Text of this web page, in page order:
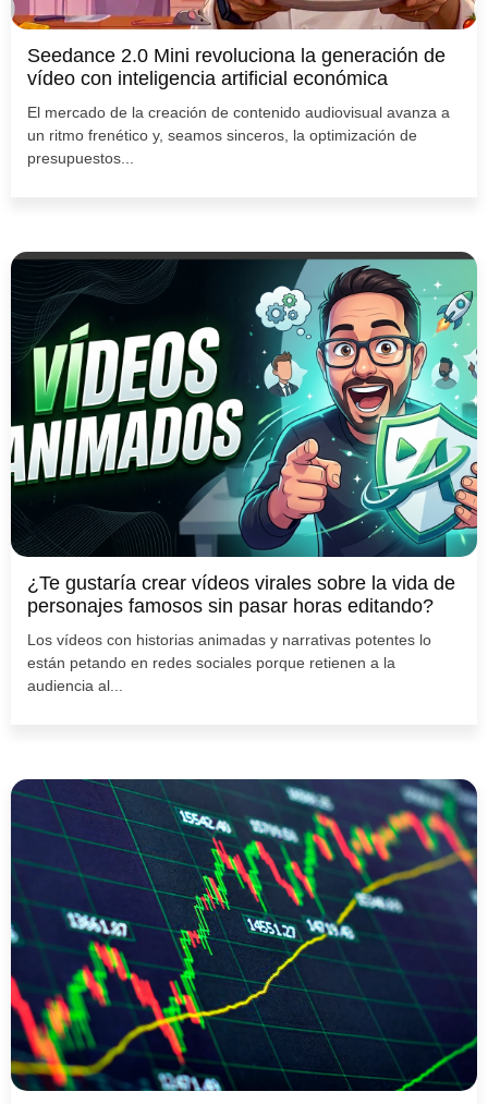
Seedance 2.0 Mini revoluciona la generación de
vídeo con inteligencia artificial económica
El mercado de la creación de contenido audiovisual avanza a
un ritmo frenético y, seamos sinceros, la optimización de
presupuestos...
¿Te gustaría crear vídeos virales sobre la vida de
personajes famosos sin pasar horas editando?
Los vídeos con historias animadas y narrativas potentes lo
están petando en redes sociales porque retienen a la
audiencia al...